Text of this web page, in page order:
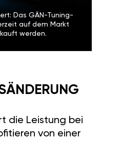
Das GÄN-Tuning-
auf dem Markt
werden.
die Leistung bei
von einer